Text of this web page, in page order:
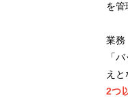
を管
業務
「
えと
2つ